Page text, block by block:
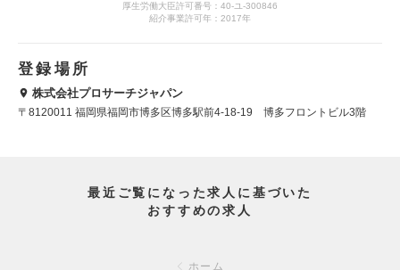
厚生労働大臣許可番号：40-ユ-300846
紹介事業許可年：2017年
登録場所
株式会社プロサーチジャパン
〒8120011 福岡県福岡市博多区博多駅前4-18-19 博多フロントビル3階
最近ご覧になった求人に基づいた
おすすめの求人
ホーム